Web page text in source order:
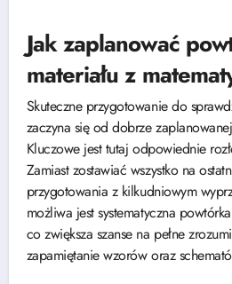
Jak zaplanować
materiału z
Skuteczne przygotowanie do
zaczyna się od dobrze
Kluczowe jest tutaj odpowiednie
Zamiast zostawiać wszystko na
przygotowania z kilkudniowym
możliwa jest systematyczna
co zwiększa szanse na pełne
zapamiętanie wzorów oraz